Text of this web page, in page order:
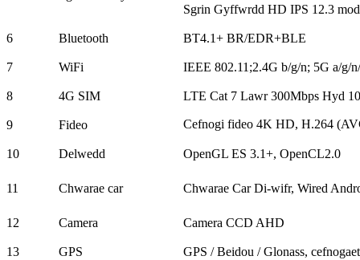
Sgrin Gyffwrdd HD IPS 12.3
6 Bluetooth BT4.1+ BR/EDR+BLE
7 WiFi IEEE 802.11;2.4G b/g/n; 5G a/g/
8 4G SIM LTE Cat 7 Lawr 300Mbps Hyd
9 Fideo Cefnogi fideo 4K HD, H.264
10 Delwedd OpenGL ES 3.1+, OpenCL2.0
11 Chwarae car Chwarae Car Di-wifr, Wired
12 Camera Camera CCD AHD
13 GPS GPS / Beidou / Glonass,